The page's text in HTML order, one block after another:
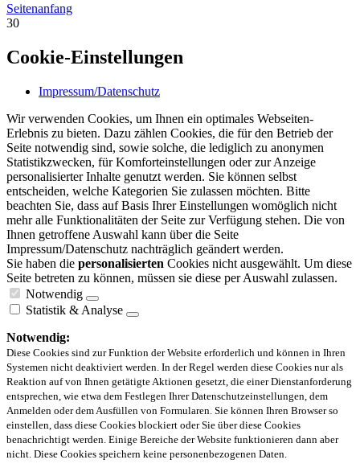
Seitenanfang
30
Cookie-Einstellungen
Impressum/Datenschutz
Wir verwenden Cookies, um Ihnen ein optimales Webseiten-
Erlebnis zu bieten. Dazu zählen Cookies, die für den Betrieb der
Seite notwendig sind, sowie solche, die lediglich zu anonymen
Statistikzwecken, für Komforteinstellungen oder zur Anzeige
personalisierter Inhalte genutzt werden. Sie können selbst
entscheiden, welche Kategorien Sie zulassen möchten. Bitte
beachten Sie, dass auf Basis Ihrer Einstellungen womöglich nicht
mehr alle Funktionalitäten der Seite zur Verfügung stehen. Die von
Ihnen getroffene Auswahl kann über die Seite
Impressum/Datenschutz nachträglich geändert werden.
Sie haben die personalisierten Cookies nicht ausgewählt. Um diese
Seite betreten zu können, müssen sie diese per Auswahl zulassen.
Notwendig
Statistik & Analyse
Notwendig:
Diese Cookies sind zur Funktion der Website erforderlich und können in Ihren
Systemen nicht deaktiviert werden. In der Regel werden diese Cookies nur als
Reaktion auf von Ihnen getätigte Aktionen gesetzt, die einer Dienstanforderung
entsprechen, wie etwa dem Festlegen Ihrer Datenschutzeinstellungen, dem
Anmelden oder dem Ausfüllen von Formularen. Sie können Ihren Browser so
einstellen, dass diese Cookies blockiert oder Sie über diese Cookies
benachrichtigt werden. Einige Bereiche der Website funktionieren dann aber
nicht. Diese Cookies speichern keine personenbezogenen Daten.